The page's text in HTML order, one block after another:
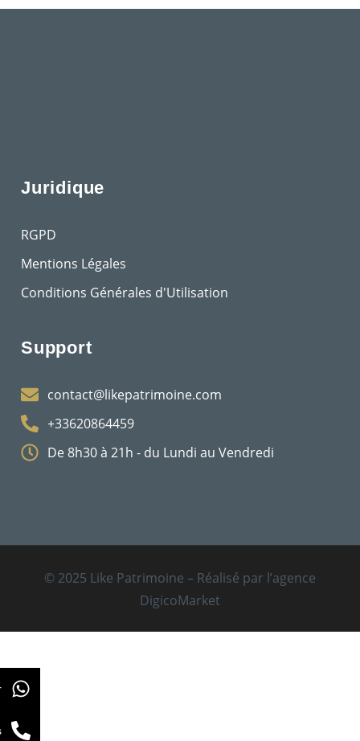
Juridique
RGPD
Mentions Légales
Conditions Générales d'Utilisation
Support
contact@likepatrimoine.com
+33620864459
De 8h30 à 21h - du Lundi au Vendredi
© 2025 Like Patrimoine – Réalisé par l’agence
DigicoMarket